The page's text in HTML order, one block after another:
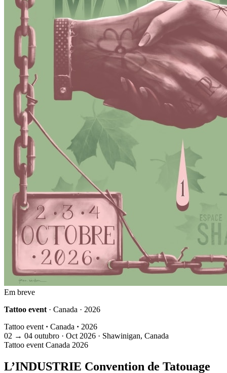
Em breve
Tattoo event · Canada · 2026
Tattoo event · Canada · 2026
02 → 04 outubro · Oct 2026 · Shawinigan, Canada
Tattoo event Canada 2026
L’INDUSTRIE Convention de Tatouage